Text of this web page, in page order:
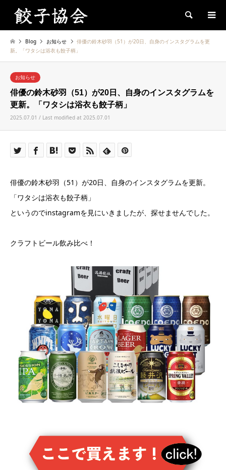
Search
Blog お知らせ
俳優の鈴木砂羽（51）が20日、自身のインスタグラムを更
新。「ワタシは浴衣も餃子柄」
お知らせ
俳優の鈴木砂羽（51）が20日、自身のインスタグラムを
更新。「ワタシは浴衣も餃子柄」
2025.07.01 / Last modified at 2025.07.01
俳優の鈴木砂羽（51）が20日、自身のインスタグラムを更新。
「ワタシは浴衣も餃子柄」
というのでinstagramを見にいきましたが、探せませんでした。
クラフトビール飲み比べ！